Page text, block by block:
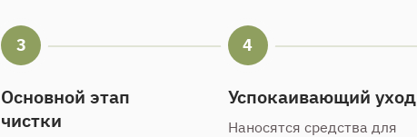
3
Основной этап
чистки
4
Успокаивающий уход
Наносятся средства для